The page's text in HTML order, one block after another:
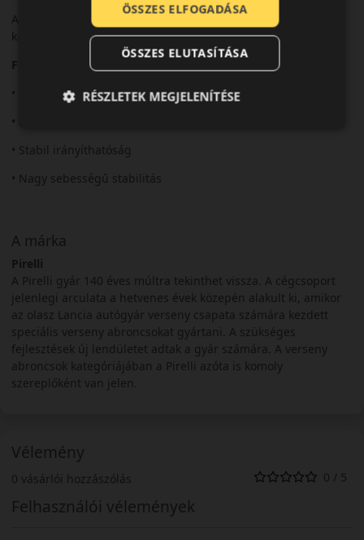
A P Zero Luxury PZ4 a sportos teljesítményt és a prémium
komfortot ötvözi.
Fő előnyök röviden:
• Prémium komfort
• Sportos tapadás
• Stabil irányíthatóság
• Nagy sebességű stabilitás
A márka
Pirelli
A Pirelli gyár 140 éves múltra tekinthet vissza. A cégcsoport
jelenlegi arculata a hetvenes évek közepén alakult ki, amikor
az olasz Lancia autógyár verseny csapata számára kezdett
speciális verseny abroncsokat gyártani. A szükséges
fejlesztések új lendületet adtak a gyár számára. A verseny
abroncsok kategóriájában a Pirelli azóta is komoly
szereplőként van jelen.
Vélemény
0 vásárlói hozzászólás 0 / 5
Felhasználói vélemények
ÖSSZES ELFOGADÁSA
ÖSSZES ELUTASÍTÁSA
RÉSZLETEK MEGJELENÍTÉSE